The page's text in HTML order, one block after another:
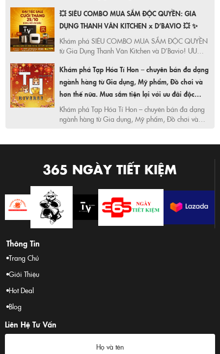
hướng mới nhất, giải pháp trang trí linh hoạt cho
mọi không gian.
💥 SIÊU COMBO MUA SẮM ĐỘC QUYỀN: GIA
DỤNG THANH VÂN KITCHEN x D’BAVIO 💥 ✨
Khám phá SIÊU COMBO MUA SẮM ĐỘC QUYỀN
từ Gia Dụng Thanh Vân Kitchen và D’Bavio! ƯU
25/10/2025. Mua ngay trên Shopee, Lazada,
TikTok Shop!
Khám phá Tạp Hóa Tí Hon – chuyên bán đa dạng
ngành hàng từ Gia dụng, Mỹ phẩm, Đồ chơi và
hơn thế nữa. Mua sắm tiện lợi với ưu đãi độc
quyền trên Shopee, Lazada, và TikTok Shop. Giải
pháp tối ưu thời gian, tối ưu chi phí cho mọi gia
Khám phá Tạp Hóa Tí Hon – chuyên bán đa dạng
ngành hàng từ Gia dụng, Mỹ phẩm, Đồ chơi và
365 NGÀY TIẾT KIỆM
Thông Tin
Trang Chủ
Giới Thiệu
Hot Deal
Blog
Liên Hệ Tư Vấn